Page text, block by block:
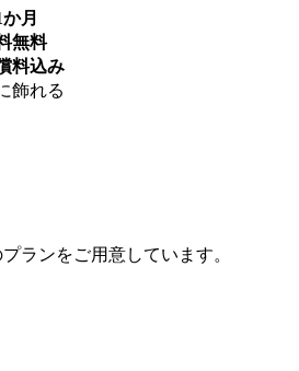
月
無料
料込み
飾れる
ランをご用意しています。